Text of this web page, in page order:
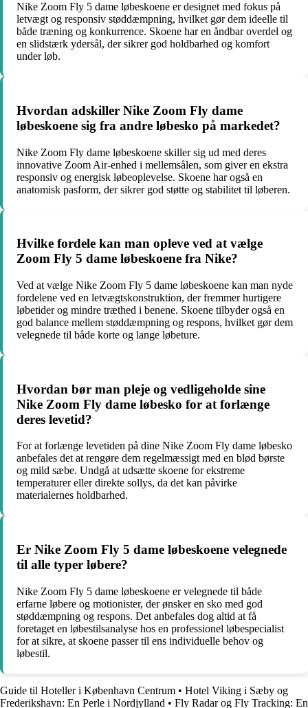
Nike Zoom Fly 5 dame løbeskoene er designet med fokus på
letvægt og responsiv støddæmpning, hvilket gør dem ideelle til
både træning og konkurrence. Skoene har en åndbar overdel og
en slidstærk ydersål, der sikrer god holdbarhed og komfort
under løb.
Hvordan adskiller Nike Zoom Fly dame
løbeskoene sig fra andre løbesko på markedet?
Nike Zoom Fly dame løbeskoene skiller sig ud med deres
innovative Zoom Air-enhed i mellemsålen, som giver en ekstra
responsiv og energisk løbeoplevelse. Skoene har også en
anatomisk pasform, der sikrer god støtte og stabilitet til løberen.
Hvilke fordele kan man opleve ved at vælge
Zoom Fly 5 dame løbeskoene fra Nike?
Ved at vælge Nike Zoom Fly 5 dame løbeskoene kan man nyde
fordelene ved en letvægtskonstruktion, der fremmer hurtigere
løbetider og mindre træthed i benene. Skoene tilbyder også en
god balance mellem støddæmpning og respons, hvilket gør dem
velegnede til både korte og lange løbeture.
Hvordan bør man pleje og vedligeholde sine
Nike Zoom Fly dame løbesko for at forlænge
deres levetid?
For at forlænge levetiden på dine Nike Zoom Fly dame løbesko
anbefales det at rengøre dem regelmæssigt med en blød børste
og mild sæbe. Undgå at udsætte skoene for ekstreme
temperaturer eller direkte sollys, da det kan påvirke
materialernes holdbarhed.
Er Nike Zoom Fly 5 dame løbeskoene velegnede
til alle typer løbere?
Nike Zoom Fly 5 dame løbeskoene er velegnede til både
erfarne løbere og motionister, der ønsker en sko med god
støddæmpning og respons. Det anbefales dog altid at få
foretaget en løbestilsanalyse hos en professionel løbespecialist
for at sikre, at skoene passer til ens individuelle behov og
løbestil.
Guide til Hoteller i København Centrum • Hotel Viking i Sæby og
Frederikshavn: En Perle i Nordjylland • Fly Radar og Fly Tracking: En